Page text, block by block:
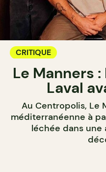
CRITIQUE
Le Manners
Laval
Au Centropolis, Le
méditerranéenne à
léchée dans une